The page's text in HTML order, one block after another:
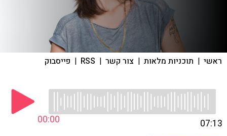
ראשי | תוכניות מלאות | צור קשר |
RSS
| פייסבוק
00:00 07:13